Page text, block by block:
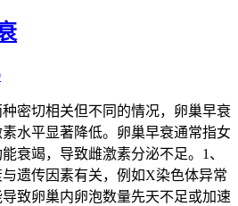
密切相关但不同的情况，卵巢早衰
水平显著降低。卵巢早衰通常指女
衰竭，导致雌激素分泌不足。1、
遗传因素有关，例如X染色体异常
致卵巢内卵泡数量先天不足或加速